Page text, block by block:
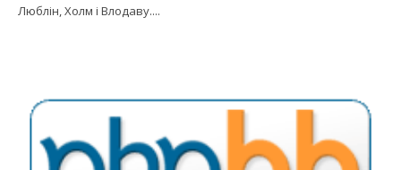
Люблін, Холм і Влодаву....